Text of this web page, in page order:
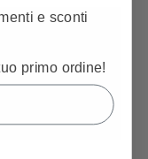
e sconti
primo ordine!